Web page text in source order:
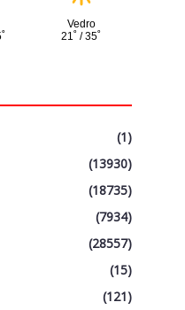
(1)
(13930)
(18735)
(7934)
(28557)
(15)
(121)